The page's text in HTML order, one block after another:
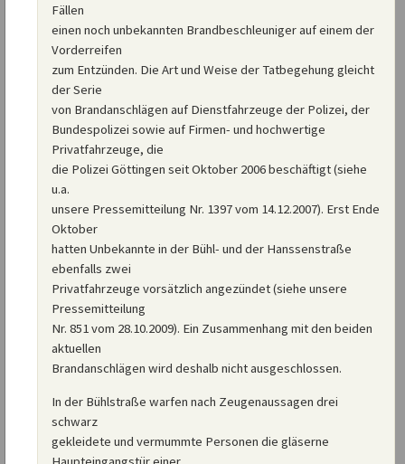
Fällen
einen noch unbekannten Brandbeschleuniger auf einem der
Vorderreifen
zum Entzünden. Die Art und Weise der Tatbegehung gleicht
der Serie
von Brandanschlägen auf Dienstfahrzeuge der Polizei, der
Bundespolizei sowie auf Firmen- und hochwertige
Privatfahrzeuge, die
die Polizei Göttingen seit Oktober 2006 beschäftigt (siehe
u.a.
unsere Pressemitteilung Nr. 1397 vom 14.12.2007). Erst Ende
Oktober
hatten Unbekannte in der Bühl- und der Hanssenstraße
ebenfalls zwei
Privatfahrzeuge vorsätzlich angezündet (siehe unsere
Pressemitteilung
Nr. 851 vom 28.10.2009). Ein Zusammenhang mit den beiden
aktuellen
Brandanschlägen wird deshalb nicht ausgeschlossen.
In der Bühlstraße warfen nach Zeugenaussagen drei
schwarz
gekleidete und vermummte Personen die gläserne